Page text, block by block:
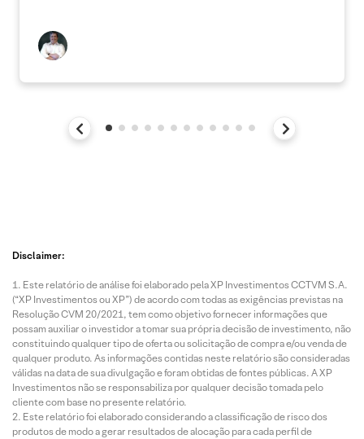
Disclaimer:
Este relatório de análise foi elaborado pela XP Investimentos CCTVM S.A.
(“XP Investimentos ou XP”) de acordo com todas as exigências previstas na
Resolução CVM 20/2021, tem como objetivo fornecer informações que
possam auxiliar o investidor a tomar sua própria decisão de investimento, não
constituindo qualquer tipo de oferta ou solicitação de compra e/ou venda de
qualquer produto. As informações contidas neste relatório são consideradas
válidas na data de sua divulgação e foram obtidas de fontes públicas. A XP
Investimentos não se responsabiliza por qualquer decisão tomada pelo
cliente com base no presente relatório.
Este relatório foi elaborado considerando a classificação de risco dos
produtos de modo a gerar resultados de alocação para cada perfil de